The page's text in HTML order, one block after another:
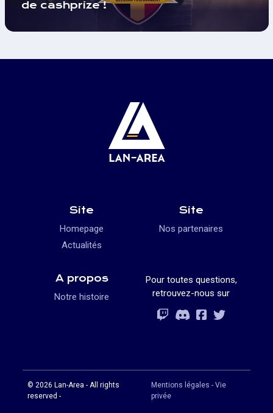
de cashprize !
Site
Homepage
Actualités
Site
Nos partenaires
A propos
Notre histoire
Pour toutes questions,
retrouvez-nous sur
Rejoignez-
Rejoignez-
Rejoignez-
Rejoignez-
© 2026 Lan-Area - All rights
reserved -
Mentions légales - Vie
privée